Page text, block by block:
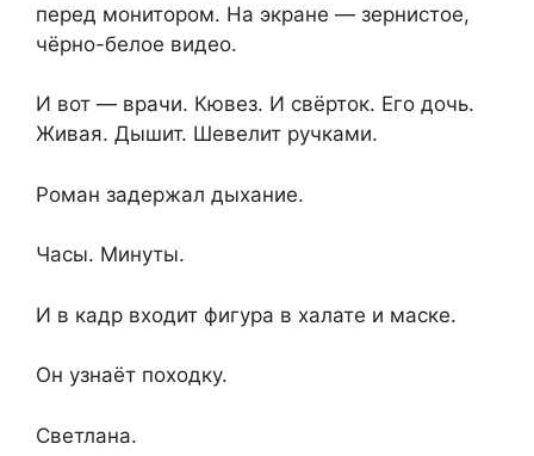
перед монитором. На экране — зернистое,
чёрно-белое видео.
И вот — врачи. Кювез. И свёрток. Его дочь.
Живая. Дышит. Шевелит ручками.
Роман задержал дыхание.
Часы. Минуты.
И в кадр входит фигура в халате и маске.
Он узнаёт походку.
Светлана.